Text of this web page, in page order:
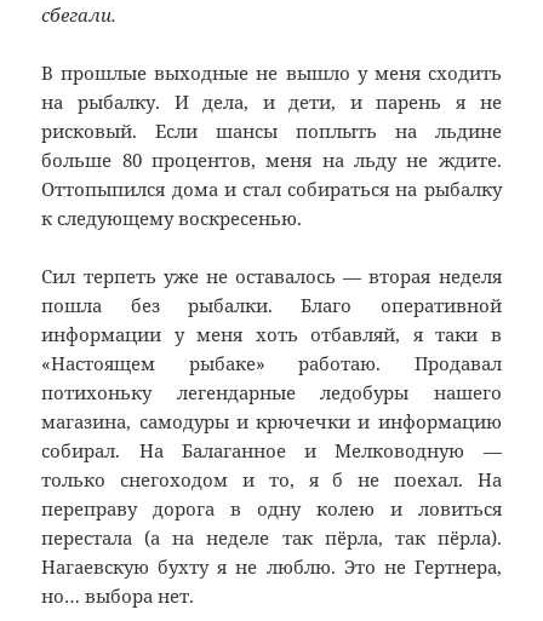
сбегали.
В прошлые выходные не вышло у меня сходить
на рыбалку. И дела, и дети, и парень я не
рисковый. Если шансы поплыть на льдине
больше 80 процентов, меня на льду не ждите.
Оттопыпился дома и стал собираться на рыбалку
к следующему воскресенью.
Сил терпеть уже не оставалось — вторая неделя
пошла без рыбалки. Благо оперативной
информации у меня хоть отбавляй, я таки в
«Настоящем рыбаке» работаю. Продавал
потихоньку легендарные ледобуры нашего
магазина, самодуры и крючечки и информацию
собирал. На Балаганное и Мелководную —
только снегоходом и то, я б не поехал. На
переправу дорога в одну колею и ловиться
перестала (а на неделе так пёрла, так пёрла).
Нагаевскую бухту я не люблю. Это не Гертнера,
но… выбора нет.